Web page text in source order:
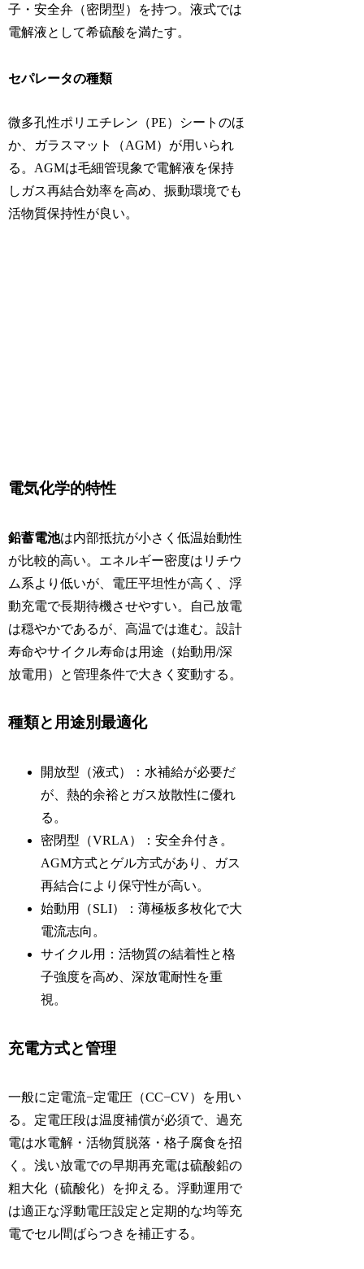
子・安全弁（密閉型）を持つ。液式では
電解液として希硫酸を満たす。
セパレータの種類
微多孔性ポリエチレン（PE）シートのほ
か、ガラスマット（AGM）が用いられ
る。AGMは毛細管現象で電解液を保持
しガス再結合効率を高め、振動環境でも
活物質保持性が良い。
電気化学的特性
鉛蓄電池は内部抵抗が小さく低温始動性
が比較的高い。エネルギー密度はリチウ
ム系より低いが、電圧平坦性が高く、浮
動充電で長期待機させやすい。自己放電
は穏やかであるが、高温では進む。設計
寿命やサイクル寿命は用途（始動用/深
放電用）と管理条件で大きく変動する。
種類と用途別最適化
開放型（液式）：水補給が必要だ
が、熱的余裕とガス放散性に優れ
る。
密閉型（VRLA）：安全弁付き。
AGM方式とゲル方式があり、ガス
再結合により保守性が高い。
始動用（SLI）：薄極板多枚化で大
電流志向。
サイクル用：活物質の結着性と格
子強度を高め、深放電耐性を重
視。
充電方式と管理
一般に定電流−定電圧（CC−CV）を用い
る。定電圧段は温度補償が必須で、過充
電は水電解・活物質脱落・格子腐食を招
く。浅い放電での早期再充電は硫酸鉛の
粗大化（硫酸化）を抑える。浮動運用で
は適正な浮動電圧設定と定期的な均等充
電でセル間ばらつきを補正する。